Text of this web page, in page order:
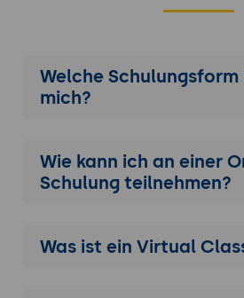
Welche
mich?
Wie kann ich an einer
Schulung teilnehmen?
Was ist ein Virtual